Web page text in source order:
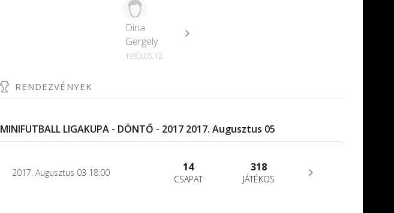
Dina
Gergely
1983.05.12
RENDEZVÉNYEK
MINIFUTBALL LIGAKUPA - DÖNTŐ - 2017 2017. Augusztus 05
2017. Augusztus 03 18:00 14
CSAPAT
318
JÁTÉKOS